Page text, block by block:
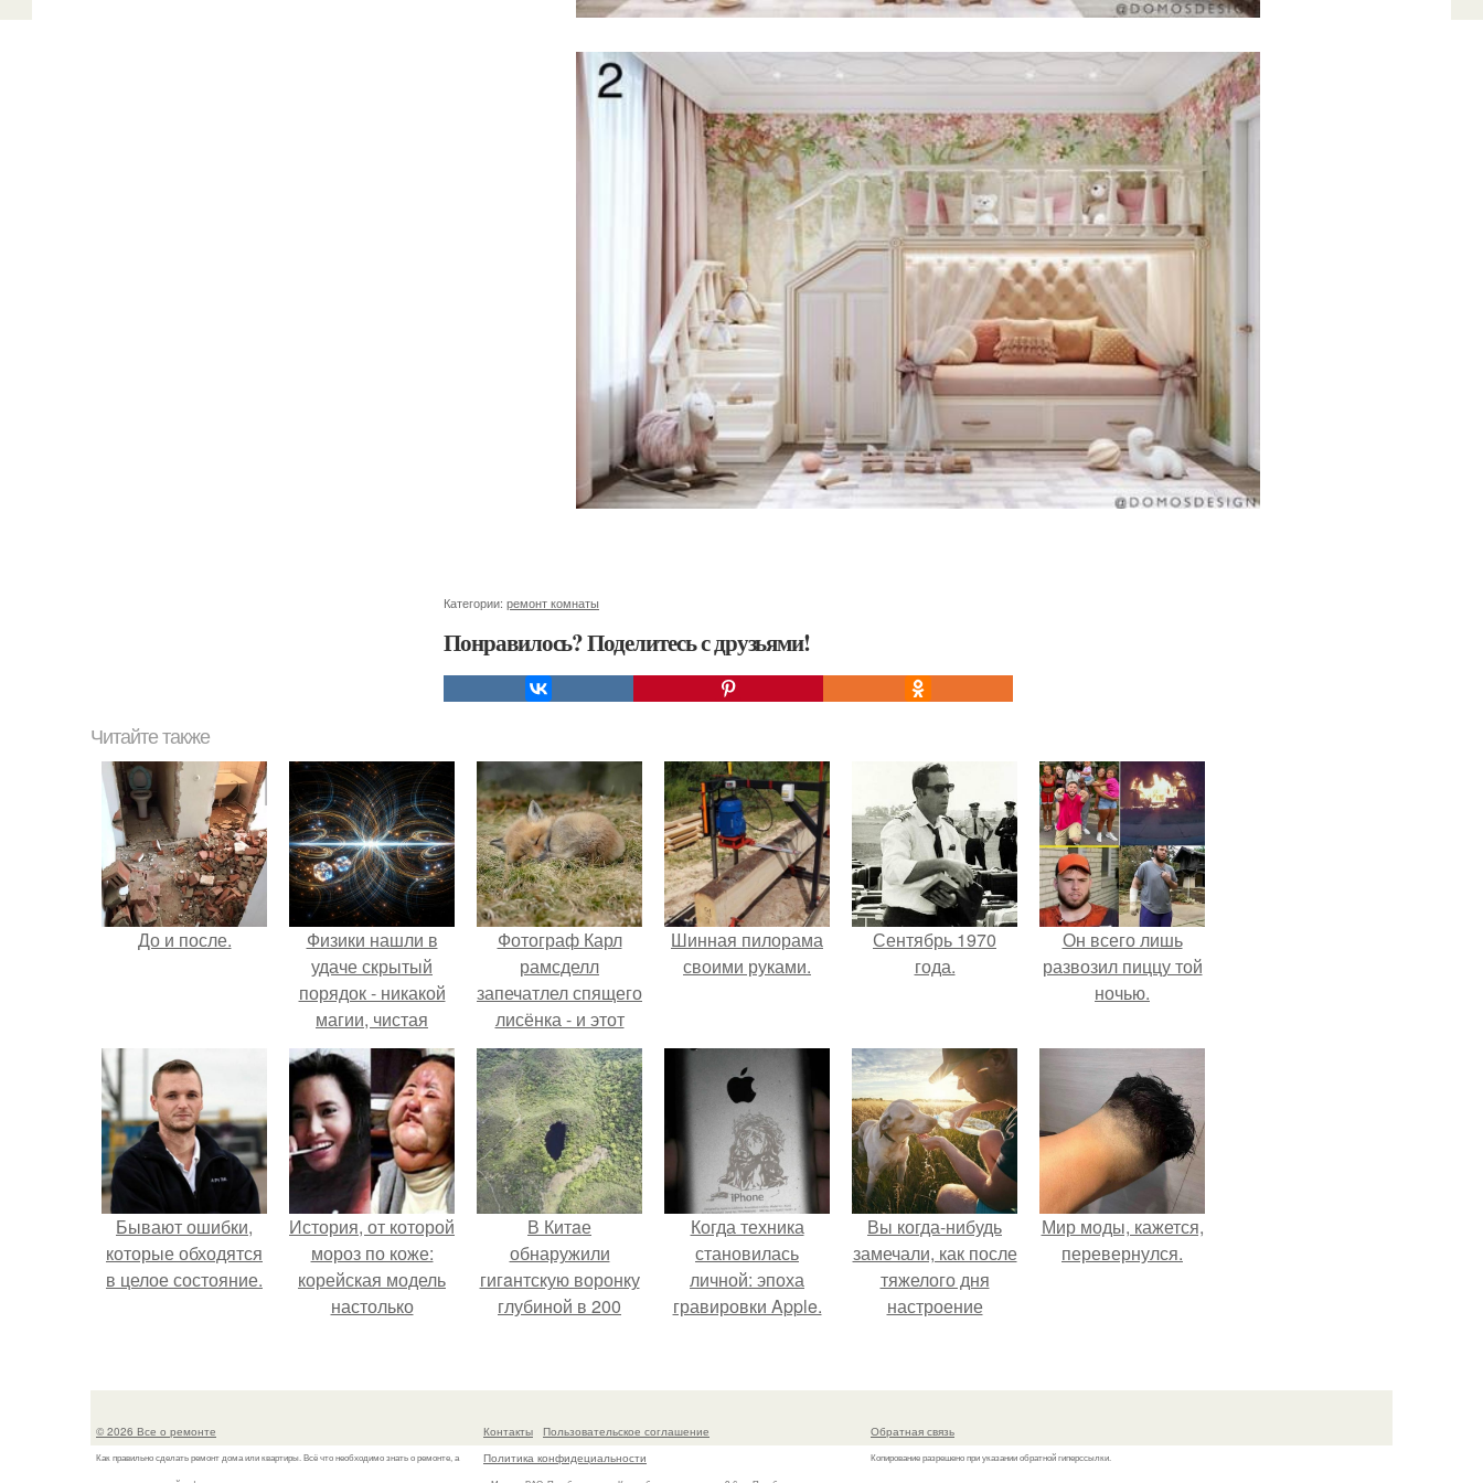
Категории: ремонт комнаты
Понравилось? Поделитесь с друзьями!
Читайте также
До и после.
Физики нашли в
удаче скрытый
порядок - никакой
магии, чистая
квантовая
механика.
Фотограф Карл
рамсделл
запечатлел спящего
лисёнка - и этот
кадр способен
растопить даже
самое суровое
сердце.
Шинная пилорама
своими руками.
Сентябрь 1970
года.
Он всего лишь
развозил пиццу той
ночью.
Бывают ошибки,
которые обходятся
в целое состояние.
История, от которой
мороз по коже:
корейская модель
настолько
вколола себе в
В Китaе
обнаружили
гигaнтскую воронку
глубиной в 200
лесом внутри.
Когда техника
становилась
личной: эпоха
гравировки Apple.
Вы когда-нибудь
замечали, как после
тяжелого дня
настроение
своего питомца?
Мир моды, кажется,
перевернулся.
© 2026 Все о ремонте
Как правильно сделать ремонт дома или квартиры. Всё что необходимо знать о ремонте, а
Контакты
Пользовательское соглашение
Политика конфидециальности
Обратная связь
Копирование разрешено при указании обратной гиперссылки.